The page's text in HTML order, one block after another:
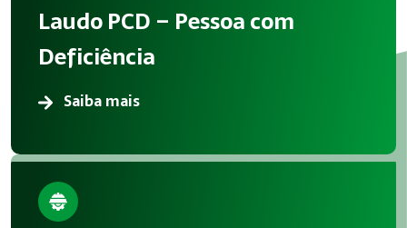
Laudo PCD – Pessoa com
Deficiência
Saiba mais